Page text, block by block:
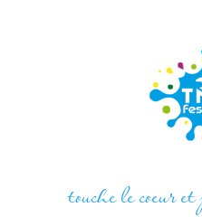
touche le coeur